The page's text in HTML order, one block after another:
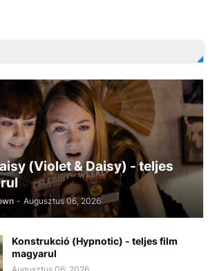
(Violet & Daisy) - teljes
- Augusztus 06, 2026
Konstrukció (Hypnotic) - teljes film
magyarul